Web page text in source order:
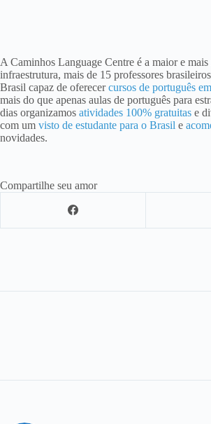
A Caminhos Language Centre é a maior e
infraestrutura, mais de 15 professores
Brasil capaz de oferecercursos de português
mais do que apenas aulas de português para
dias organizamos atividades 100% gratuitas e
com um visto de estudante para o Brasil e
novidades.
Compartilhe seu amor